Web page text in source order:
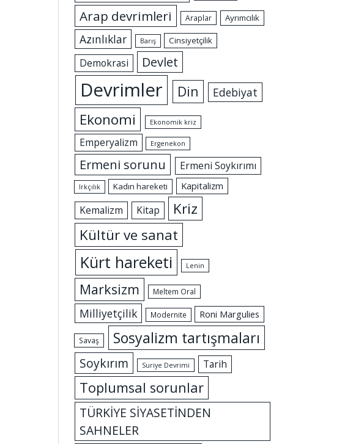
Arap devrimleri Araplar Ayrımcılık
Azınlıklar Barış Cinsiyetçilik
Demokrasi Devlet
Devrimler Din Edebiyat
Ekonomi Ekonomik kriz
Emperyalizm Ergenekon
Ermeni sorunu Ermeni Soykırımı
Irkçılık Kadın hareketi Kapitalizm
Kemalizm Kitap
Kriz
Kültür ve sanat
Kürt hareketi Lenin
Marksizm Meltem Oral
Milliyetçilik Modernite Roni Margulies
Savaş Sosyalizm tartışmaları
Soykırım Suriye Devrimi Tarih
Toplumsal sorunlar
TÜRKİYE SİYASETİNDEN
SAHNELER